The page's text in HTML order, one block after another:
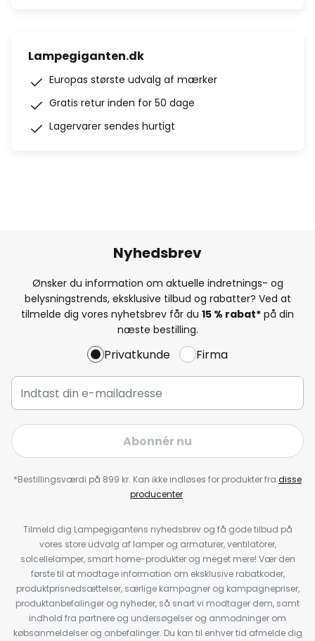
Lampegiganten.dk
Europas største udvalg af mærker
Gratis retur inden for 50 dage
Lagervarer sendes hurtigt
Nyhedsbrev
Ønsker du information om aktuelle indretnings- og
belysningstrends, eksklusive tilbud og rabatter? Ved at
tilmelde dig vores nyhetsbrev får du 15 % rabat* på din
næste bestilling.
Privatkunde Firma
Abonnér nu
*Bestillingsværdi på 899 kr. Kan ikke indløses for produkter fra disse
producenter.
Tilmeld dig Lampegigantens nyhedsbrev og få gode tilbud på
vores store udvalg af lamper og armaturer, ventilatorer,
solcellelamper, smart home-produkter og meget mere! Vær den
første til at modtage information om eksklusive rabatkoder,
produktprisnedsættelser, særlige kampagner og kampagnepriser,
produktanbefalinger og nyheder, så snart vi modtager dem, samt
indhold fra partnere og undersøgelser og anmodninger om
købsanmeldelser og anbefalinger. Du kan til enhver tid afmelde dig